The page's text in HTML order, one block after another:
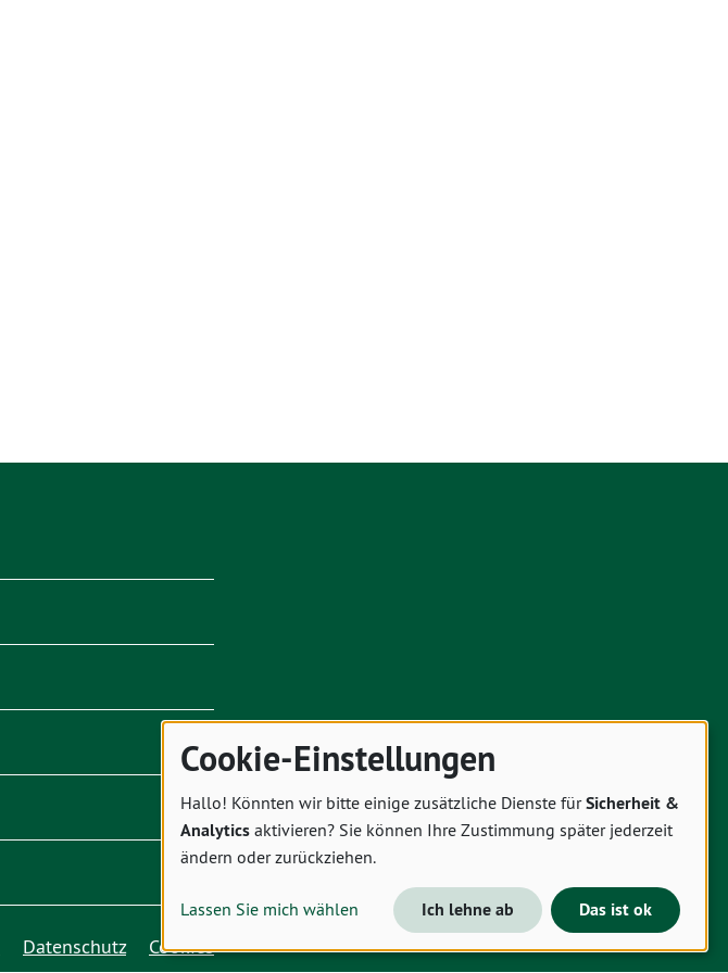
Datenschutz Cookies
Cookie-Einstellungen
Hallo! Könnten wir bitte einige zusätzliche Dienste fürSicherheit &
Analytics aktivieren? Sie können Ihre Zustimmung später jederzeit
ändern oder zurückziehen.
Lassen Sie mich wählen Ich lehne ab Das ist ok